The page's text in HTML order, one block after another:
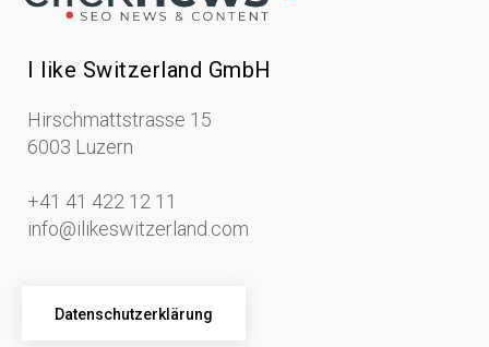
I like Switzerland GmbH
Hirschmattstrasse 15
6003 Luzern
+41 41 422 12 11
info@ilikeswitzerland.com
Datenschutzerklärung